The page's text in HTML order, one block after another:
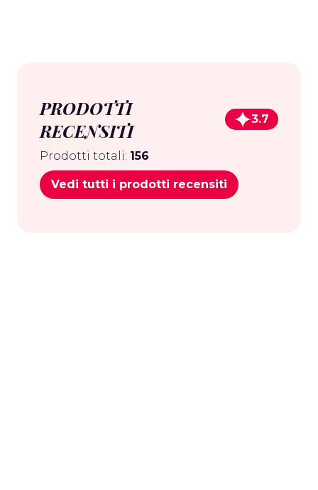
PRODOTTI
RECENSITI
3.7
Prodotti totali: 156
Vedi tutti i prodotti recensiti